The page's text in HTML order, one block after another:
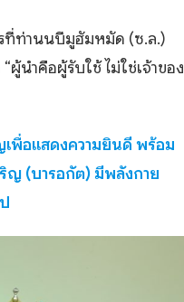
ที่ท่านนบีมูฮัมหมัด (ซ.ล.)
ผู้นำคือผู้รับใช้ ไม่ใช่เจ้าของ
เพื่อแสดงความยินดี พร้อม
ริญ (บารอกัต) มีพลังกาย